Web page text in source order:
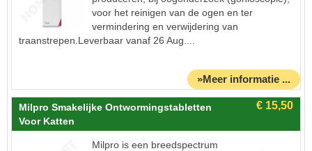
voor het reinigen van de ogen en ter
vermindering en verwijdering van
traanstrepen.Leverbaar vanaf 26 Aug....
»Meer informatie ...
Milpro Smakelijke Ontwormingstabletten
Voor Katten
Milpro is een breedspectrum